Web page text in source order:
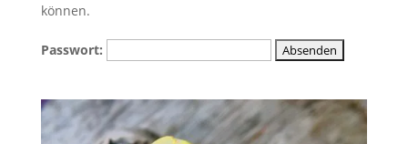
können.
Passwort: